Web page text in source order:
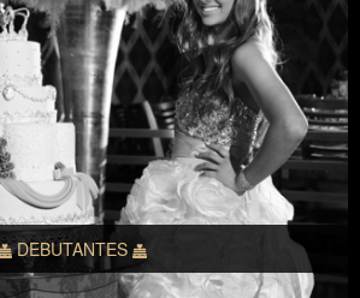
DEBUTANTES